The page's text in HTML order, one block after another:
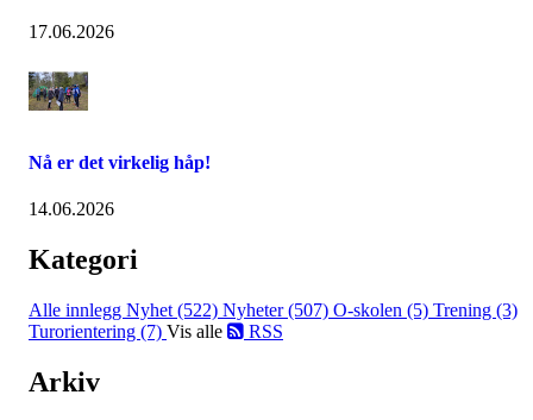
17.06.2026
Nå er det virkelig håp!
14.06.2026
Kategori
Alle innlegg Nyhet (522) Nyheter (507) O-skolen (5) Trening (3)
Turorientering (7) Vis alle RSS
Arkiv